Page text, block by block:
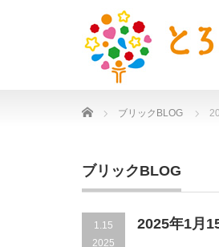
Home ブリックBLOG
ブリックBLOG
1.15
2025
2025年1月